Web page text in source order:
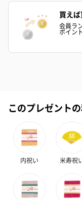
リラックスグッズを同
かき氷入浴剤4点セッ
ハンドタオル・ハン
ハンドタオル・ハン
買え
会員ラ
ポイン
このプレゼント
内祝い 米寿祝